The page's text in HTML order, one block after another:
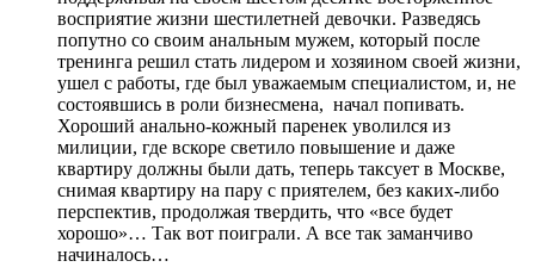
восприятие жизни шестилетней девочки. Разведясь
попутно со своим анальным мужем, который после
тренинга решил стать лидером и хозяином своей жизни,
ушел с работы, где был уважаемым специалистом, и, не
состоявшись в роли бизнесмена, начал попивать.
Хороший анально-кожный паренек уволился из
милиции, где вскоре светило повышение и даже
квартиру должны были дать, теперь таксует в Москве,
снимая квартиру на пару с приятелем, без каких-либо
перспектив, продолжая твердить, что «все будет
хорошо»… Так вот поиграли. А все так заманчиво
начиналось…